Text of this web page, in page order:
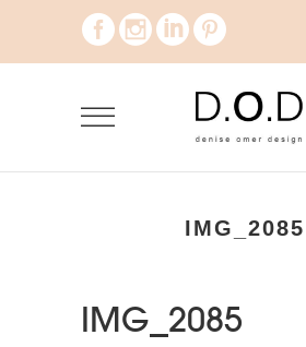
IMG_2085
IMG_2085